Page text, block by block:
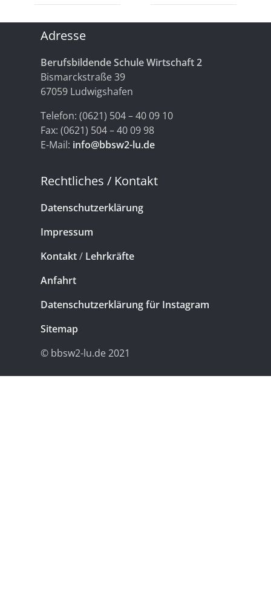
Adresse
Berufsbildende Schule Wirtschaft 2
Bismarckstraße 39
67059 Ludwigshafen
Telefon: (0621) 504 – 40 09 10
Fax: (0621) 504 – 40 09 98
E-Mail: info@bbsw2-lu.de
Rechtliches / Kontakt
Datenschutzerklärung
Impressum
Kontakt/ Lehrkräfte
Anfahrt
Datenschutzerklärung für Instagram
Sitemap
© bbsw2-lu.de 2021